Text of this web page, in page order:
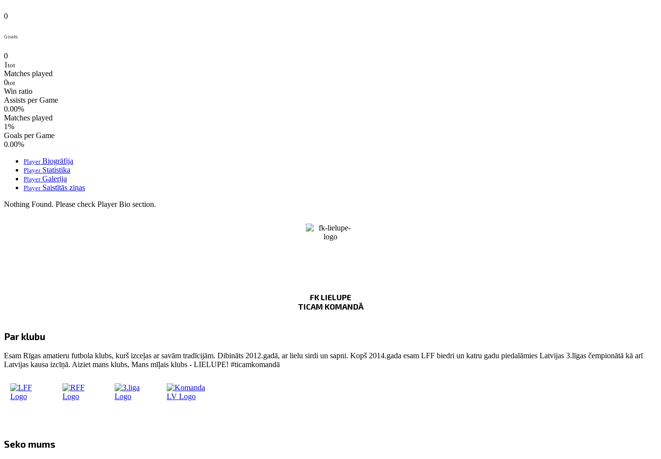
0
Goals
0
1 tot
Matches played
0tot
Win ratio
Assists per Game
0.00%
Matches played
1%
Goals per Game
0.00%
PlayerBiogrāfija
PlayerStatistika
PlayerGalerija
PlayerSaistītās ziņas
Nothing Found. Please check Player Bio section.
FK LIELUPE
TICAM KOMANDĀ
Par klubu
Esam Rīgas amatieru futbola klubs, kurš izceļas ar savām tradīcijām. Dibināts 2012.gadā, ar lielu sirdi un sapni. Kopš 2014.gada esam LFF biedri un katru gadu piedalāmies Latvijas 3.līgas čempionātā kā arī
Latvijas kausa izcīņā. Aiziet mans klubs, Mans mīļais klubs - LIELUPE! #ticamkomandā
Seko mums